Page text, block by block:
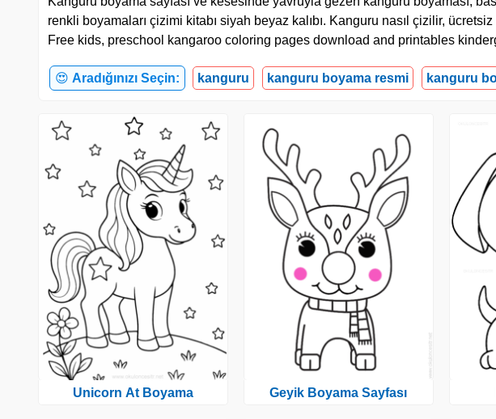
renkli boyamaları çizimi kitabı siyah beyaz kalıbı. Kanguru nasıl çizilir,
Free kids, preschool kangaroo coloring pages download and printables
😍 Aradığınızı Seçin: kanguru kanguru boyama resmi kanguru
Unicorn At Boyama Geyik Boyama Sayfası